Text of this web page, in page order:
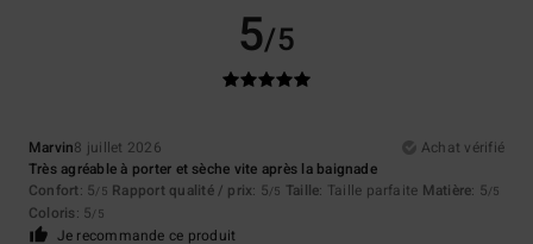
5/5
Marvin8 juillet 2026
Achat vérifié
Très agréable à porter et sèche vite après la baignade
Confort: 5/5 Rapport qualité / prix: 5/5 Taille: Taille parfaite Matière: 5/5
Coloris: 5/5
Je recommande ce produit